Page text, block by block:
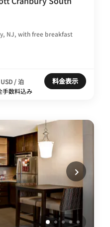
NJ, with free breakfast
USD / 泊
手数料込み
料金表示